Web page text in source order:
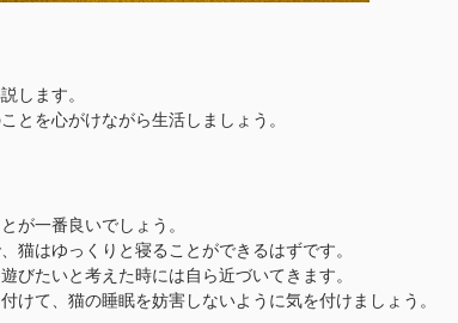
します。
とを心がけながら生活しましょう。
が一番良いでしょう。
猫はゆっくりと寝ることができるはずです。
びたいと考えた時には自ら近づいてきます。
けて、猫の睡眠を妨害しないように気を付けましょう。